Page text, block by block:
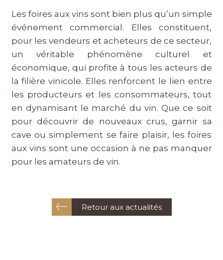
Les foires aux vins sont bien plus qu’un simple
événement commercial. Elles constituent,
pour les vendeurs et acheteurs de ce secteur,
un véritable phénomène culturel et
économique, qui profite à tous les acteurs de
la filière vinicole. Elles renforcent le lien entre
les producteurs et les consommateurs, tout
en dynamisant le marché du vin. Que ce soit
pour découvrir de nouveaux crus, garnir sa
cave ou simplement se faire plaisir, les foires
aux vins sont une occasion à ne pas manquer
pour les amateurs de vin.
Retour aux actualités